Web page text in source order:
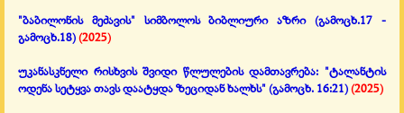
"ბაბილონის მეძავის" სიმბოლოს ბიბლიური აზრი (გამოცხ.17 -
გამოცხ.18)(2025)
უკანასკნელი რისხვის შვიდი წლულების დამთავრება: "ტალანტის
ოდენა სეტყვა თავს დაატყდა ზეციდან ხალხს" (გამოცხ. 16:21)(2025)